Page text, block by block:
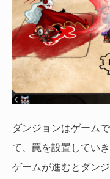
ダンジョンはゲーム
て、罠を設置していき
ゲームが進むとダン